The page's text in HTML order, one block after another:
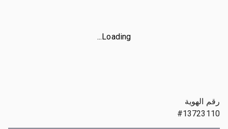
Loading...
رقم الهوية
#13723110